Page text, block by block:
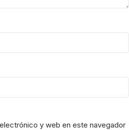
y web en este navegador